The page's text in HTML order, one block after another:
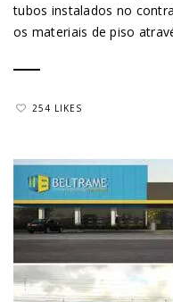
tubos instalados no
os materiais de piso
254 LIKES